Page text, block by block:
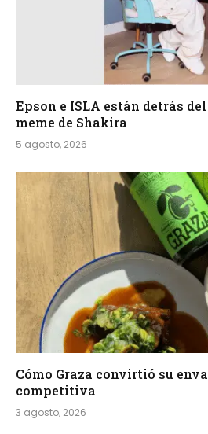
Epson e ISLA están detrás
meme de Shakira
5 agosto, 2026
Cómo Graza convirtió su
competitiva
3 agosto, 2026